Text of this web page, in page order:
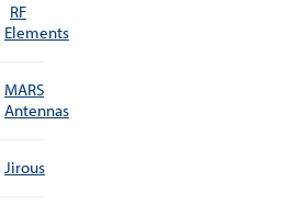
RF
Elements
MARS
Antennas
Jirous